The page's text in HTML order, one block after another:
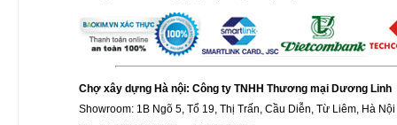
Chợ xây dựng Hà nội: Công ty TNHH Thương mại Dương Linh
Showroom: 1B Ngõ 5, Tổ 19, Thị Trấn, Cầu Diễn, Từ Liêm, Hà Nội